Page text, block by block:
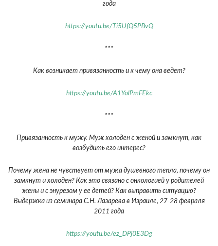
года
https://youtu.be/Ti5UfQ5PBvQ
***
Как возникает привязанность и к чему она ведет?
https://youtu.be/A1YolPmFEkc
***
Привязанность к мужу. Муж холоден с женой и замкнут, как
возбудить его интерес?
Почему жена не чувствует от мужа душевного тепла, почему он
замкнут и холоден? Как это связано с онкологией у родителей
жены и с энурезом у ее детей? Как выправить ситуацию?
Выдержка из семинара С.Н. Лазарева в Израиле, 27-28 февраля
2011 года
https://youtu.be/ez_DPj0E3Dg